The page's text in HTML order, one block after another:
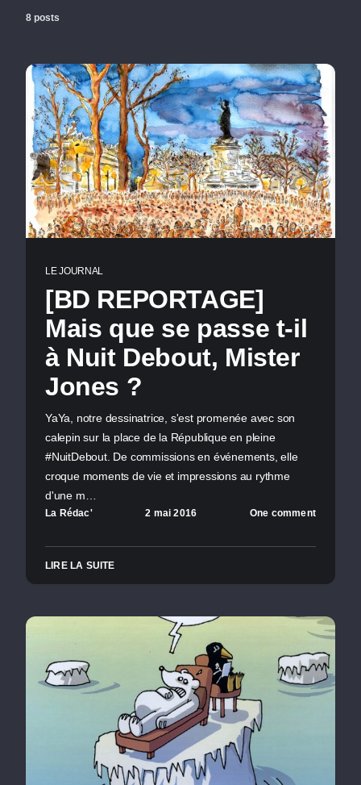
8 posts
LE JOURNAL
[BD REPORTAGE]
Mais que se passe t-il
à Nuit Debout, Mister
Jones ?
YaYa, notre dessinatrice, s'est promenée avec son
calepin sur la place de la République en pleine
#NuitDebout. De commissions en événements, elle
croque moments de vie et impressions au rythme
d'une m…
La Rédac' 2 mai 2016 One comment
LIRE LA SUITE